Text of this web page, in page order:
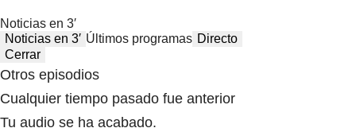
Noticias en 3′
Noticias en 3′ Últimos programas Directo
Cerrar
Otros episodios
Cualquier tiempo pasado fue anterior
Tu audio se ha acabado.